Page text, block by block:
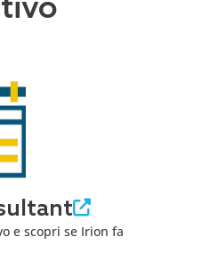
e scopri se Irion fa